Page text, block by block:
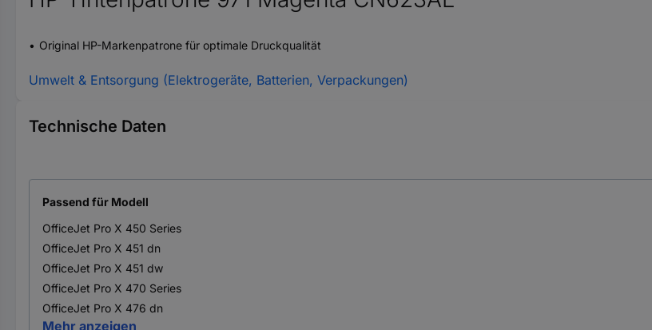
Original HP-Markenpatrone für optimale Druckqualität
Umwelt & Entsorgung (Elektrogeräte, Batterien, Verpackungen)
Technische Daten
Passend für Modell
OfficeJet Pro X 450 Series
OfficeJet Pro X 451 dn
OfficeJet Pro X 451 dw
OfficeJet Pro X 470 Series
OfficeJet Pro X 476 dn
Mehr anzeigen